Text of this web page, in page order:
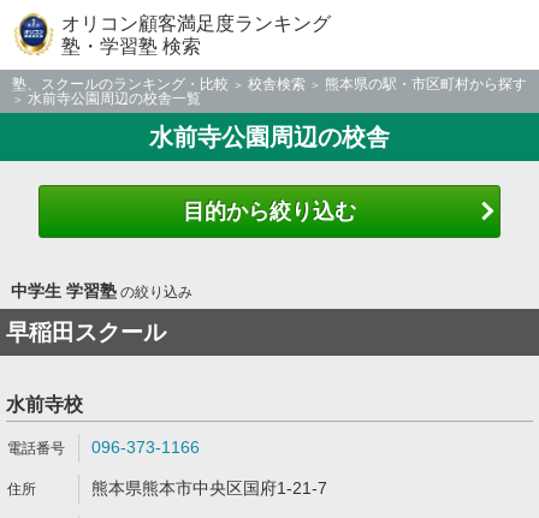
オリコン顧客満足度ランキング
塾・学習塾 検索
塾、スクールのランキング・比較 校舎検索
熊本県の駅・市区町村から探す
水前寺公園周辺の校舎一覧
水前寺公園周辺の校舎
目的から絞り込む
中学生 学習塾の絞り込み
早稲田スクール
水前寺校
096-373-1166
熊本県熊本市中央区国府1-21-7